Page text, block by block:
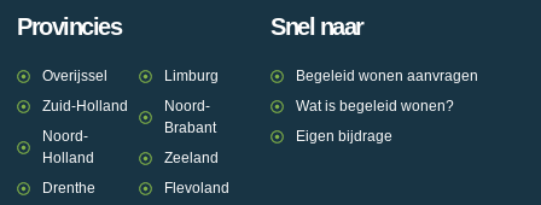
Provincies
Overijssel
Zuid-Holland
Noord-
Holland
Drenthe
Limburg
Noord-
Brabant
Zeeland
Flevoland
Snel naar
Begeleid wonen aanvragen
Wat is begeleid wonen?
Eigen bijdrage